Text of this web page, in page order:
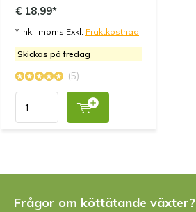
€ 18,99*
* Inkl. moms Exkl. Fraktkostnad
Skickas på fredag
(5)
Frågor om köttätande växter?